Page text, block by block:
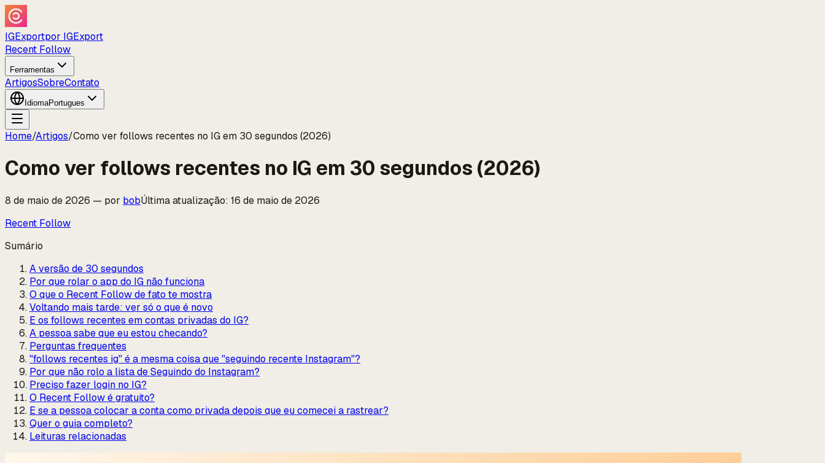
IGExportpor IGExport
Recent Follow
Ferramentas
ArtigosSobreContato
IdiomaPortugues
Home/Artigos/Como ver follows recentes no IG em 30 segundos (2026)
Como ver follows recentes no IG em 30 segundos (2026)
8 de maio de 2026 — por bobÚltima atualização: 16 de maio de 2026
Recent Follow
Sumário
A versão de 30 segundos
Por que rolar o app do IG não funciona
O que o Recent Follow de fato te mostra
Voltando mais tarde: ver só o que é novo
E os follows recentes em contas privadas do IG?
A pessoa sabe que eu estou checando?
Perguntas frequentes
"follows recentes ig" é a mesma coisa que "seguindo recente Instagram"?
Por que não rolo a lista de Seguindo do Instagram?
Preciso fazer login no IG?
O Recent Follow é gratuito?
E se a pessoa colocar a conta como privada depois que eu comecei a rastrear?
Quer o guia completo?
Leituras relacionadas